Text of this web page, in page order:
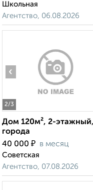
Школьная
Агентство, 06.08.2026
2/3
‹
Дом 120м², 2-
города
40 000 ₽ в месяц
Советская
Агентство, 07.08.2026